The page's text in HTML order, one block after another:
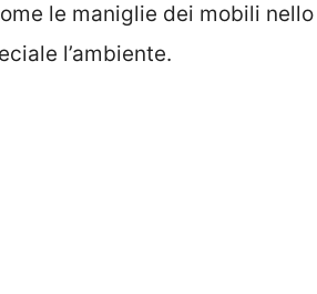
le maniglie dei mobili
l’ambiente.